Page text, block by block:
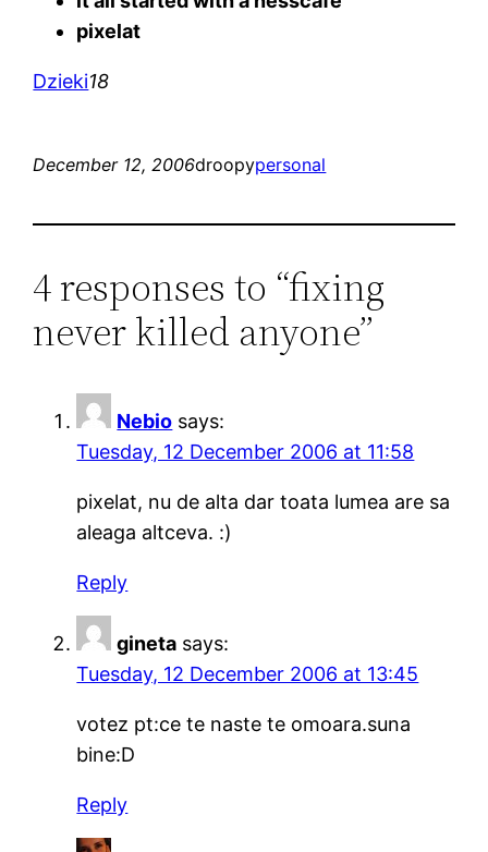
pixelat
Dzieki18
December 12, 2006droopypersonal
4 responses to “fixing
never killed anyone”
Nebio says:
Tuesday, 12 December 2006 at 11:58
pixelat, nu de alta dar toata lumea are sa
aleaga altceva. :)
Reply
gineta says:
Tuesday, 12 December 2006 at 13:45
votez pt:ce te naste te omoara.suna
bine:D
Reply